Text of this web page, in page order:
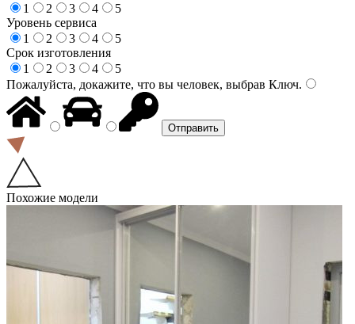
1
2 3 4
5
Уровень сервиса
1
2 3 4
5
Срок изготовления
1
2 3 4
5
Пожалуйста, докажите, что вы человек, выбрав Ключ.
Похожие модели